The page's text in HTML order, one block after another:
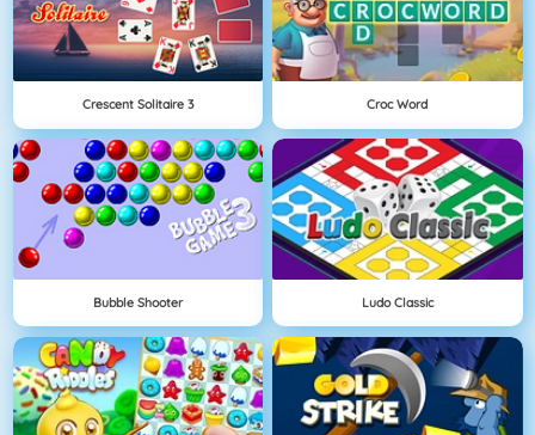
Crescent Solitaire 3 Croc Word
Bubble Shooter Ludo Classic